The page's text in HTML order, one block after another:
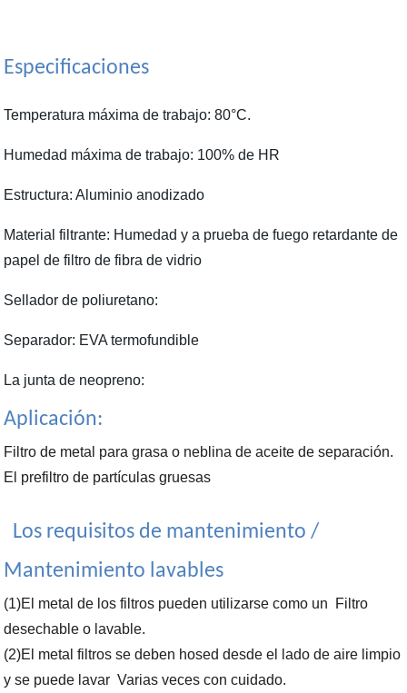
Especificaciones
Temperatura máxima de trabajo: 80°C.
Humedad máxima de trabajo: 100% de HR
Estructura: Aluminio anodizado
Material filtrante: Humedad y a prueba de fuego retardante de
papel de filtro de fibra de vidrio
Sellador de poliuretano:
Separador: EVA termofundible
La junta de neopreno:
Aplicación:
Filtro de metal para grasa o neblina de aceite de separación.
El prefiltro de partículas gruesas
Los requisitos de mantenimiento /
Mantenimiento lavables
(1)El metal de los filtros pueden utilizarse como un Filtro
desechable o lavable.
(2)El metal filtros se deben hosed desde el lado de aire limpio
y se puede lavar Varias veces con cuidado.